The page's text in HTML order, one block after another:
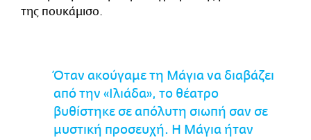
της πουκάμισο.
Όταν ακούγαμε τη Μάγια να διαβάζει
από την «Ιλιάδα», το θέατρο
βυθίστηκε σε απόλυτη σιωπή σαν σε
μυστική προσευχή. Η Μάγια ήταν